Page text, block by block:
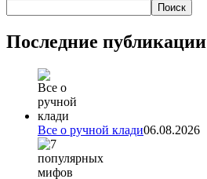
Поиск
Последние публикации
Все о ручной клади06.08.2026